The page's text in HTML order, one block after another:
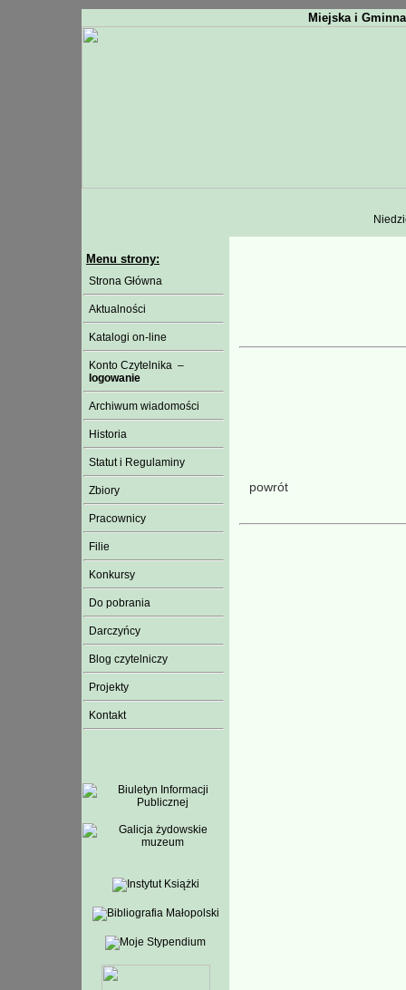
Miejska i
Menu strony:
Strona Główna
Aktualności
Katalogi on-line
Konto Czytelnika –
logowanie
Archiwum wiadomości
Historia
Statut i Regulaminy
Zbiory
Pracownicy
Filie
Konkursy
Do pobrania
Darczyńcy
Blog czytelniczy
Projekty
Kontakt
powrót